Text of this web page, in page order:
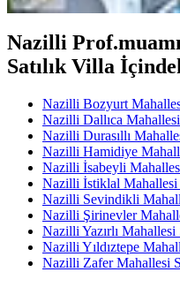
Nazilli
Satılık Villa
Nazilli Bozyurt
Nazilli Dallıca
Nazilli Durasıllı
Nazilli Hamidiye
Nazilli İsabeyli
Nazilli İstiklal Mahallesi
Nazilli Sevindikli
Nazilli Şirinevler
Nazilli Yazırlı Mahallesi
Nazilli Yıldıztepe
Nazilli Zafer Mahallesi